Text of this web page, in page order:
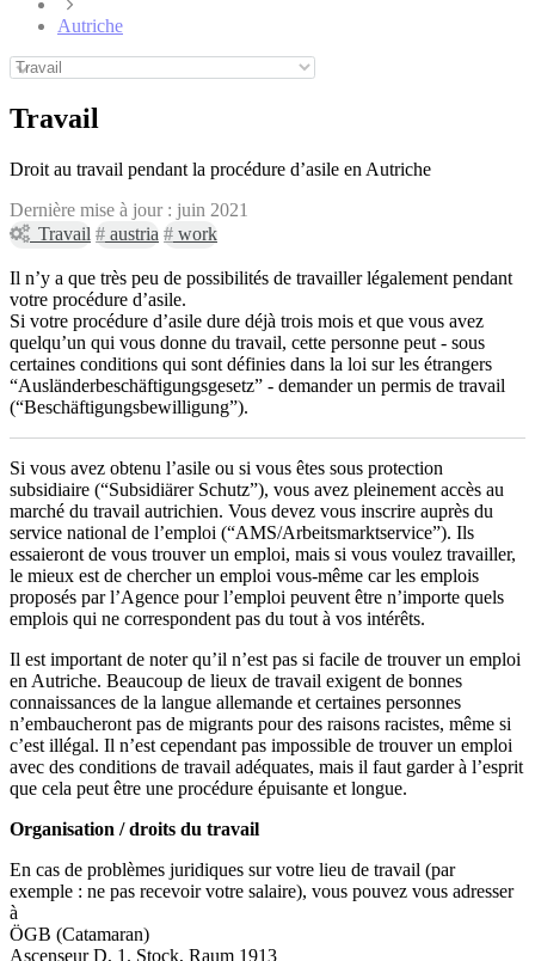
Autriche
Travail
Droit au travail pendant la procédure d’asile en Autriche
Dernière mise à jour : juin 2021
Travail # austria # work
Il n’y a que très peu de possibilités de travailler légalement pendant
votre procédure d’asile.
Si votre procédure d’asile dure déjà trois mois et que vous avez
quelqu’un qui vous donne du travail, cette personne peut - sous
certaines conditions qui sont définies dans la loi sur les étrangers
“Ausländerbeschäftigungsgesetz” - demander un permis de travail
(“Beschäftigungsbewilligung”).
Si vous avez obtenu l’asile ou si vous êtes sous protection
subsidiaire (“Subsidiärer Schutz”), vous avez pleinement accès au
marché du travail autrichien. Vous devez vous inscrire auprès du
service national de l’emploi (“AMS/Arbeitsmarktservice”). Ils
essaieront de vous trouver un emploi, mais si vous voulez travailler,
le mieux est de chercher un emploi vous-même car les emplois
proposés par l’Agence pour l’emploi peuvent être n’importe quels
emplois qui ne correspondent pas du tout à vos intérêts.
Il est important de noter qu’il n’est pas si facile de trouver un emploi
en Autriche. Beaucoup de lieux de travail exigent de bonnes
connaissances de la langue allemande et certaines personnes
n’embaucheront pas de migrants pour des raisons racistes, même si
c’est illégal. Il n’est cependant pas impossible de trouver un emploi
avec des conditions de travail adéquates, mais il faut garder à l’esprit
que cela peut être une procédure épuisante et longue.
Organisation / droits du travail
En cas de problèmes juridiques sur votre lieu de travail (par
exemple : ne pas recevoir votre salaire), vous pouvez vous adresser
à
ÖGB (Catamaran)
Ascenseur D, 1. Stock, Raum 1913